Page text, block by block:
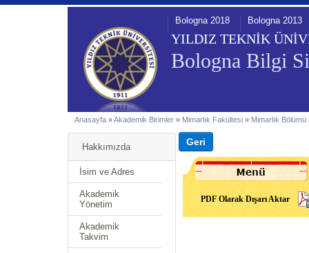
YILDIZ TEKNİK
Bologna Bilgi
Bologna 2018 Bologna 2013
Anasayfa »Akademik Birimler » Mimarlık Fakültesi » Mimarlık Bölümü
Hakkımızda
İsim ve Adres
Akademik
Yönetim
Akademik
Takvim
PDF Olarak Dışarı Aktar